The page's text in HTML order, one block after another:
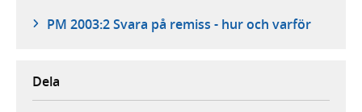
PM 2003:2 Svara på remiss - hur och varför
Dela